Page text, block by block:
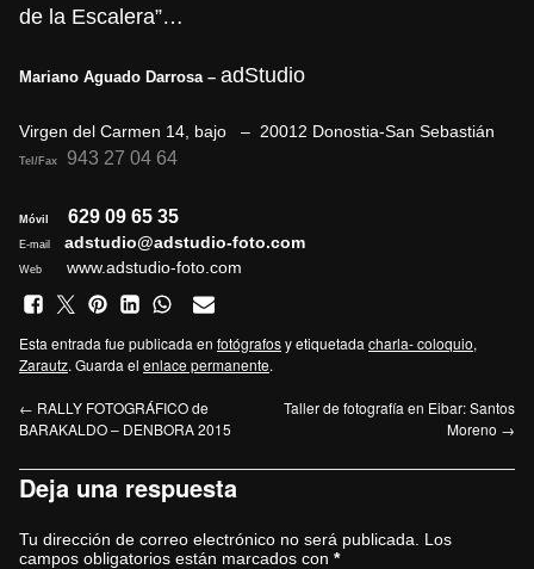
de la Escalera”…
Mariano Aguado Darrosa – adStudio
Virgen del Carmen 14, bajo – 20012 Donostia-San Sebastián
Tel/Fax 943 27 04 64
Móvil 629 09 65 35
E-mail adstudio@adstudio-foto.com
Web www.adstudio-foto.com
Esta entrada fue publicada en fotógrafosy etiquetada charla- coloquio,
Zarautz. Guarda el enlace permanente.
← RALLY FOTOGRÁFICO de
BARAKALDO – DENBORA 2015
Taller de fotografía en Eibar: Santos
Moreno →
Deja una respuesta
Tu dirección de correo electrónico no será publicada.
Los
campos obligatorios están marcados con *